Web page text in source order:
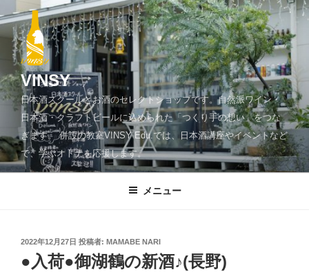
ン
ツ
へ
ッ
プ
VINSY
日本酒スクールとお酒のセレクトショップです。自然派ワイン・
日本酒・クラフトビールに込められた「つくり手の想い」をつな
ぎます。 併設の教室VINSY Edu.では、日本酒講座やイベントなど
で、学ぶオトナを応援します。
メニュー
投
日:
2022年12月27日 投稿者: MAMABE NARI
●入荷●御湖鶴の新酒♪(長野)